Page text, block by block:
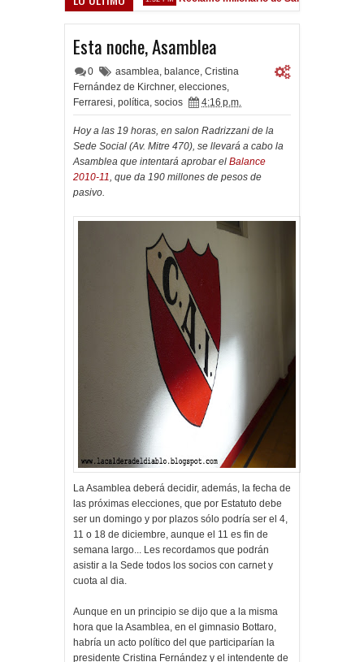
Esta noche, Asamblea
0 asamblea, balance, Cristina
Fernández de Kirchner, elecciones,
Ferraresi, política, socios 4:16 p.m.
Hoy a las 19 horas, en salon Radrizzani de la
Sede Social (Av. Mitre 470), se llevará a cabo la
Asamblea que intentará aprobar el Balance
2010-11, que da 190 millones de pesos de
pasivo.
La Asamblea deberá decidir, además, la fecha de
las próximas elecciones, que por Estatuto debe
ser un domingo y por plazos sólo podría ser el 4,
11 o 18 de diciembre, aunque el 11 es fin de
semana largo... Les recordamos que podrán
asistir a la Sede todos los socios con carnet y
cuota al dia.
Aunque en un principio se dijo que a la misma
hora que la Asamblea, en el gimnasio Bottaro,
habría un acto político del que participarían la
presidente Cristina Fernández y el intendente de